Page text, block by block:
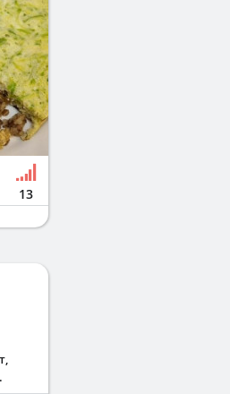
13